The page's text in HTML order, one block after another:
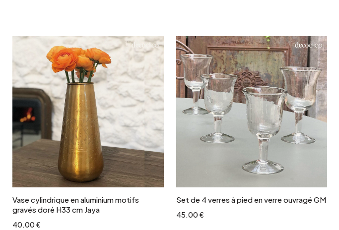
Ajouter au panier
Vase cylindrique en aluminium motifs
gravés doré H33 cm Jaya
40.00 €
Ajouter au panier
Set de 4 verres à pied en verre ouvragé GM
45.00 €